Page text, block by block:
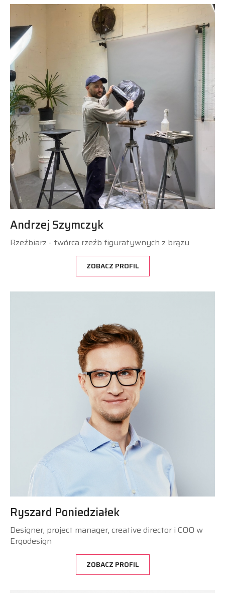
Andrzej Szymczyk
Rzeźbiarz - twórca rzeźb figuratywnych z brązu
ZOBACZ PROFIL
Ryszard Poniedziałek
Designer, project manager, creative director i COO w
Ergodesign
ZOBACZ PROFIL